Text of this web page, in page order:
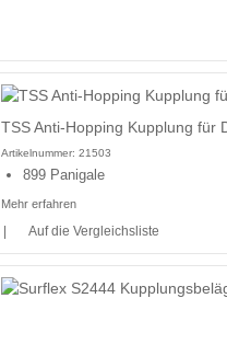
TSS Anti-Hopping Kupplung für
Artikelnummer: 21503
899 Panigale
Mehr erfahren
Auf die Vergleichsliste